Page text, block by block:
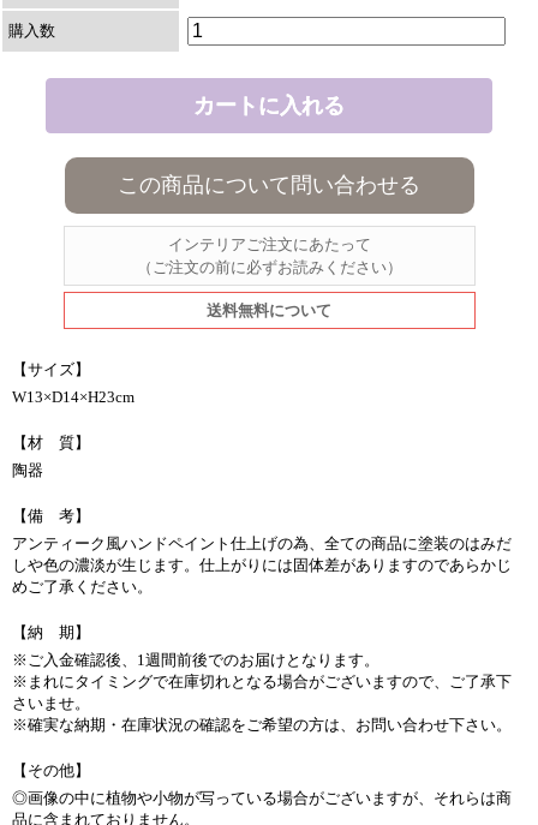
購入数
この商品について問い合わせる
インテリアご注文にあたって
（ご注文の前に必ずお読みください）
送料無料について
【サイズ】
W13×D14×H23cm
【材 質】
陶器
【備 考】
アンティーク風ハンドペイント仕上げの為、全ての商品に塗装のはみだ
しや色の濃淡が生じます。仕上がりには固体差がありますのであらかじ
めご了承ください。
【納 期】
※ご入金確認後、1週間前後でのお届けとなります。
※まれにタイミングで在庫切れとなる場合がございますので、ご了承下
さいませ。
※確実な納期・在庫状況の確認をご希望の方は、お問い合わせ下さい。
【その他】
◎画像の中に植物や小物が写っている場合がございますが、それらは商
品に含まれておりません。